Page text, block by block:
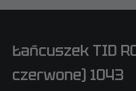
Łańcuszek TID
czerwone) 1043